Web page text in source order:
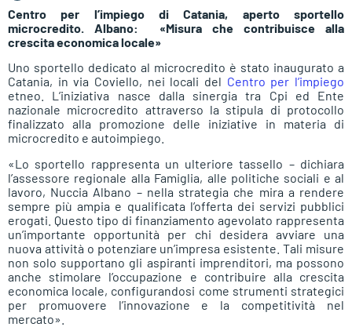
Centro per l’impiego di Catania, aperto sportello
microcredito. Albano: «Misura che contribuisce alla
crescita economica locale»
Uno sportello dedicato al microcredito è stato inaugurato a
Catania, in via Coviello, nei locali del Centro per l’impiego
etneo. L’iniziativa nasce dalla sinergia tra Cpi ed Ente
nazionale microcredito attraverso la stipula di protocollo
finalizzato alla promozione delle iniziative in materia di
microcredito e autoimpiego.
«Lo sportello rappresenta un ulteriore tassello – dichiara
l’assessore regionale alla Famiglia, alle politiche sociali e al
lavoro, Nuccia Albano – nella strategia che mira a rendere
sempre più ampia e qualificata l’offerta dei servizi pubblici
erogati. Questo tipo di finanziamento agevolato rappresenta
un’importante opportunità per chi desidera avviare una
nuova attività o potenziare un’impresa esistente. Tali misure
non solo supportano gli aspiranti imprenditori, ma possono
anche stimolare l’occupazione e contribuire alla crescita
economica locale, configurandosi come strumenti strategici
per promuovere l’innovazione e la competitività nel
mercato».